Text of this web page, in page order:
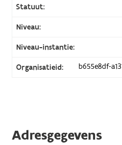
Statuut:
Niveau:
Niveau-instantie:
Organisatieid: b655e8df-
Adresgegevens